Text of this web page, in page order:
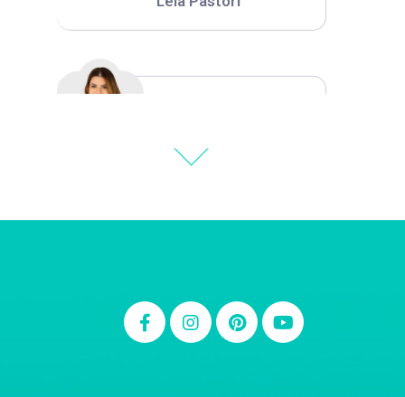
Carla Eschberger